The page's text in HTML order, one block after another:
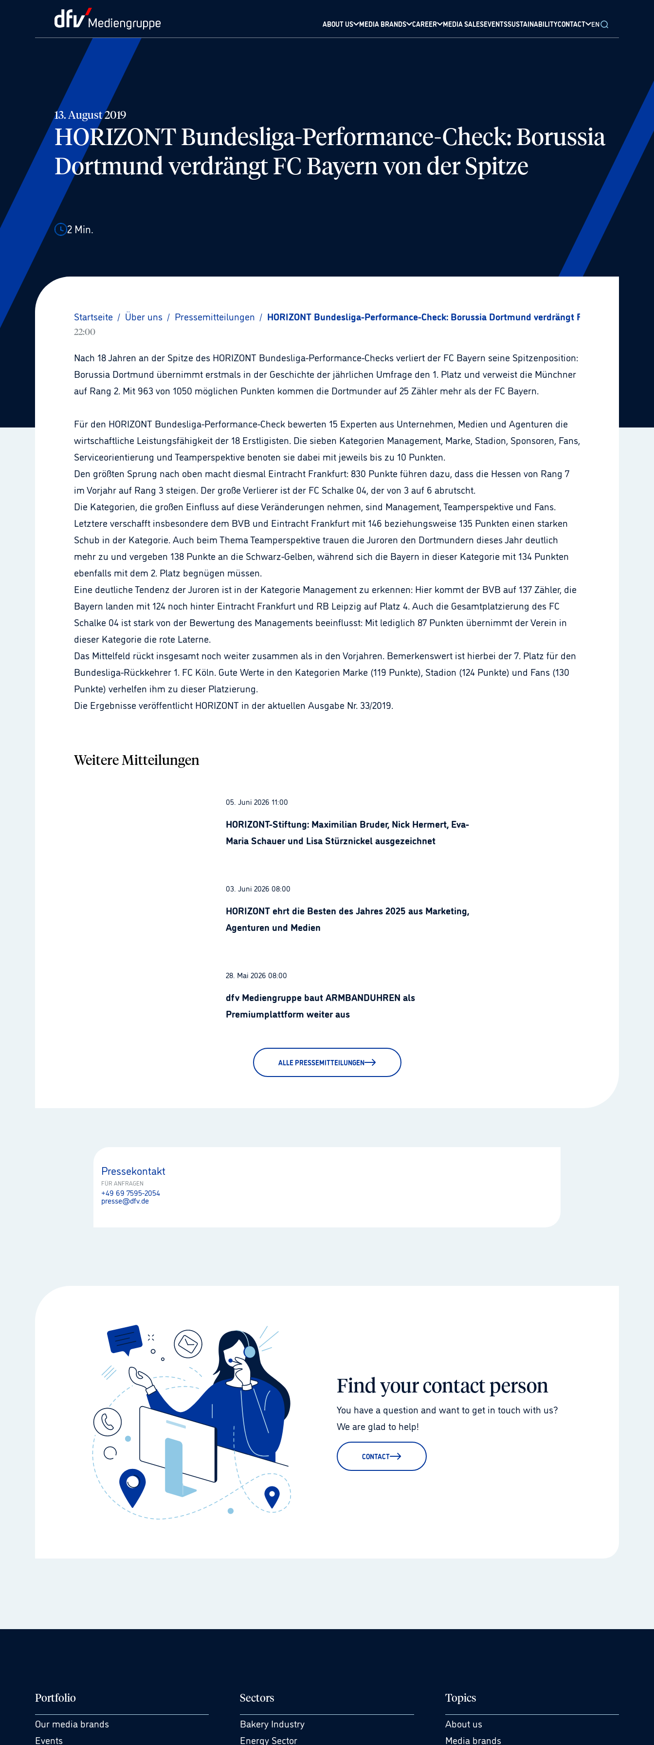
ABOUT US MEDIA BRANDS CAREER MEDIA SALESEVENTSSUSTAINABILITYCONTACT EN
13. August 2019
HORIZONT Bundesliga-Performance-Check: Borussia
Dortmund verdrängt FC Bayern von der Spitze
2 Min.
Startseite / Über uns / Pressemitteilungen / HORIZONT Bundesliga-Performance-Check: Borussia Dortmund verdrängt FC Bayern von
22:00
Nach 18 Jahren an der Spitze des HORIZONT Bundesliga-Performance-Checks verliert der FC Bayern seine Spitzenposition:
Borussia Dortmund übernimmt erstmals in der Geschichte der jährlichen Umfrage den 1. Platz und verweist die Münchner
auf Rang 2. Mit 963 von 1050 möglichen Punkten kommen die Dortmunder auf 25 Zähler mehr als der FC Bayern.
Für den HORIZONT Bundesliga-Performance-Check bewerten 15 Experten aus Unternehmen, Medien und Agenturen die
wirtschaftliche Leistungsfähigkeit der 18 Erstligisten. Die sieben Kategorien Management, Marke, Stadion, Sponsoren, Fans,
Serviceorientierung und Teamperspektive benoten sie dabei mit jeweils bis zu 10 Punkten.
Den größten Sprung nach oben macht diesmal Eintracht Frankfurt: 830 Punkte führen dazu, dass die Hessen von Rang 7
im Vorjahr auf Rang 3 steigen. Der große Verlierer ist der FC Schalke 04, der von 3 auf 6 abrutscht.
Die Kategorien, die großen Einfluss auf diese Veränderungen nehmen, sind Management, Teamperspektive und Fans.
Letztere verschafft insbesondere dem BVB und Eintracht Frankfurt mit 146 beziehungsweise 135 Punkten einen starken
Schub in der Kategorie. Auch beim Thema Teamperspektive trauen die Juroren den Dortmundern dieses Jahr deutlich
mehr zu und vergeben 138 Punkte an die Schwarz-Gelben, während sich die Bayern in dieser Kategorie mit 134 Punkten
ebenfalls mit dem 2. Platz begnügen müssen.
Eine deutliche Tendenz der Juroren ist in der Kategorie Management zu erkennen: Hier kommt der BVB auf 137 Zähler, die
Bayern landen mit 124 noch hinter Eintracht Frankfurt und RB Leipzig auf Platz 4. Auch die Gesamtplatzierung des FC
Schalke 04 ist stark von der Bewertung des Managements beeinflusst: Mit lediglich 87 Punkten übernimmt der Verein in
dieser Kategorie die rote Laterne.
Das Mittelfeld rückt insgesamt noch weiter zusammen als in den Vorjahren. Bemerkenswert ist hierbei der 7. Platz für den
Bundesliga-Rückkehrer 1. FC Köln. Gute Werte in den Kategorien Marke (119 Punkte), Stadion (124 Punkte) und Fans (130
Punkte) verhelfen ihm zu dieser Platzierung.
Die Ergebnisse veröffentlicht HORIZONT in der aktuellen Ausgabe Nr. 33/2019.
Weitere Mitteilungen
05. Juni 2026 11:00
HORIZONT-Stiftung: Maximilian Bruder, Nick Hermert, Eva-
Maria Schauer und Lisa Stürznickel ausgezeichnet
03. Juni 2026 08:00
HORIZONT ehrt die Besten des Jahres 2025 aus Marketing,
Agenturen und Medien
28. Mai 2026 08:00
dfv Mediengruppe baut ARMBANDUHREN als
Premiumplattform weiter aus
ALLE PRESSEMITTEILUNGEN
Pressekontakt
FÜR ANFRAGEN
+49 69 7595-2054
presse@dfv.de
Find your contact person
You have a question and want to get in touch with us?
We are glad to help!
CONTACT
Portfolio
Our media brands
Events
Sectors
Bakery Industry
Energy Sector
Topics
About us
Media brands